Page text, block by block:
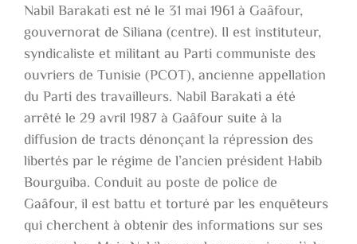
Nabil Barakati est né le 31 mai 1961 à Gaâfour,
gouvernorat de Siliana (centre). Il est instituteur,
syndicaliste et militant au Parti communiste des
ouvriers de Tunisie (PCOT), ancienne appellation
du Parti des travailleurs. Nabil Barakati a été
arrêté le 29 avril 1987 à Gaâfour suite à la
diffusion de tracts dénonçant la répression des
libertés par le régime de l’ancien président Habib
Bourguiba. Conduit au poste de police de
Gaâfour, il est battu et torturé par les enquêteurs
qui cherchent à obtenir des informations sur ses